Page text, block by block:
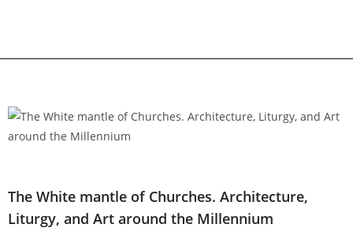
The White mantle of Churches. Architecture,
Liturgy, and Art around the Millennium